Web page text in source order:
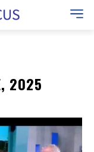
2025